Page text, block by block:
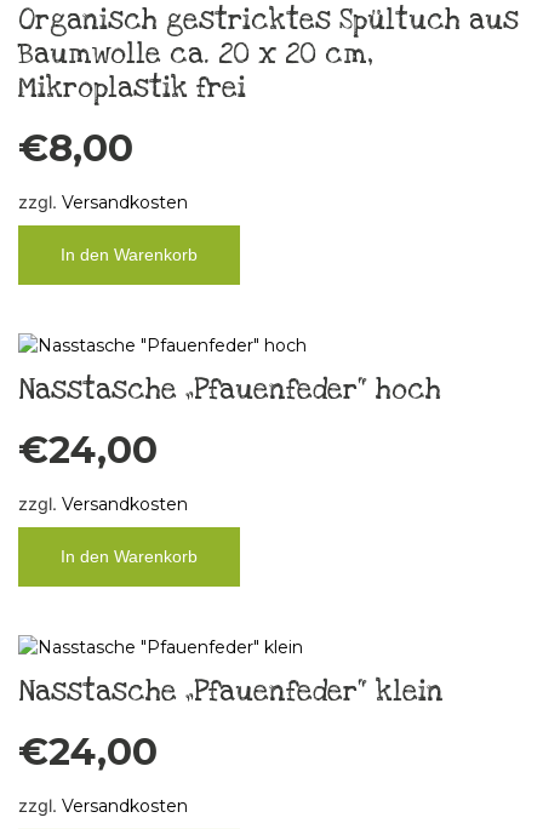
Organisch gestricktes Spültuch aus
Baumwolle ca. 20 x 20 cm,
Mikroplastik frei
€8,00
zzgl. Versandkosten
In den Warenkorb
Nasstasche „Pfauenfeder“ hoch
€24,00
zzgl. Versandkosten
In den Warenkorb
Nasstasche „Pfauenfeder“ klein
€24,00
zzgl. Versandkosten